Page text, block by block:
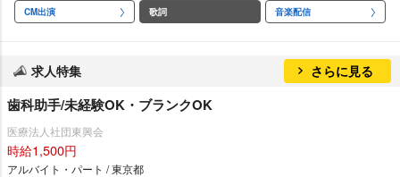
CM出演 歌詞 音楽配信
求人特集 さらに見る
歯科助手/未経験OK・ブランクOK
医療法人社団東興会
時給1,500円
アルバイト・パート / 東京都